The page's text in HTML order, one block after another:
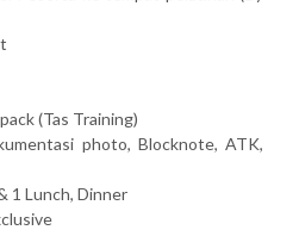
(Tas Training)
photo, Blocknote, ATK,
1 Lunch, Dinner